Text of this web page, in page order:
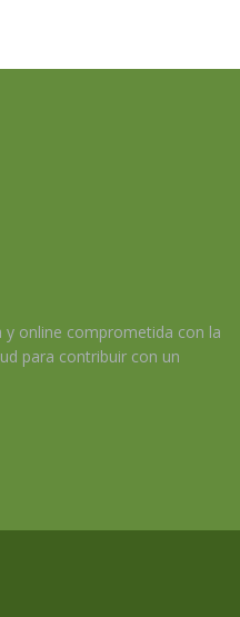
y online comprometida con la
para contribuir con un